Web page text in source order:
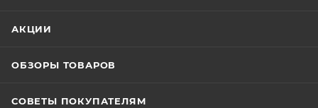
АКЦИИ
ОБЗОРЫ ТОВАРОВ
СОВЕТЫ ПОКУПАТЕЛЯМ